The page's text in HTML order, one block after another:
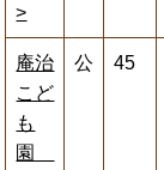
>
庵治
こど
も
園
公 45